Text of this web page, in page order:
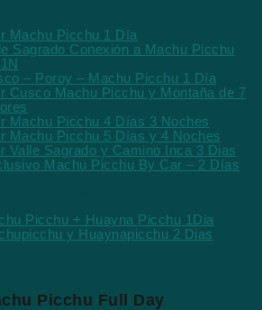
Machu Picchu 1 Día
Sagrado Conexión a Machu Picchu
– Poroy – Machu Picchu 1 Día
Cusco Machu Picchu y Montaña de 7
Machu Picchu 4 Días 3 Noches
Machu Picchu 5 Días y 4 Noches
Valle Sagrado y Camino Inca 3 Dias
Machu Picchu By Car – 2 Días
Picchu + Huayna Picchu 1Dia
y Huaynapicchu 2 Dias
Picchu Full Day